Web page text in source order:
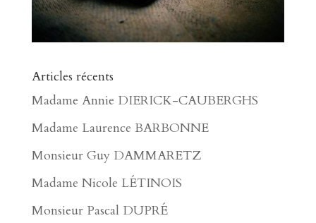
Articles récents
Madame Annie DIERICK-CAUBERGHS
Madame Laurence BARBONNE
Monsieur Guy DAMMARETZ
Madame Nicole LÉTINOIS
Monsieur Pascal DUPRÉ